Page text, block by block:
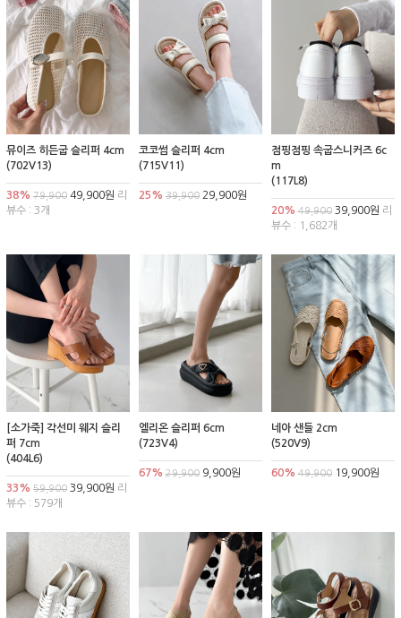
뮤이즈 히든굽 슬리퍼 4cm
(702V13)
38% 79,900 49,900원 리
뷰수 : 3개
코코썸 슬리퍼 4cm
(715V11)
25% 39,90029,900원
점핑점핑 속굽스니커즈 6c
m
(117L8)
20% 49,90039,900원 리
뷰수 : 1,682개
[소가죽] 각선미 웨지 슬리
퍼 7cm
(404L6)
33% 59,900 39,900원 리
뷰수 : 579개
엘리온 슬리퍼 6cm
(723V4)
67% 29,9009,900원
네아 샌들 2cm
(520V9)
60% 49,90019,900원